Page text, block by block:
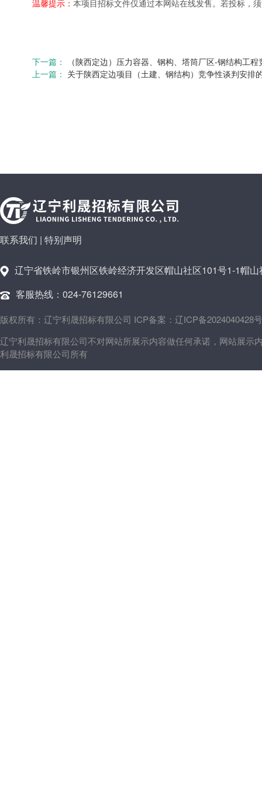
温馨提示： 本项目招标文件仅通过本网站在线发售。若投标，
下一篇：
（陕西定边）压力容器、钢构、塔筒厂区-钢结构工
上一篇： 关于陕西定边项目（土建、钢结构）竞争性谈判安排
联系我们 | 特别声明
辽宁省铁岭市银州区铁岭经济开发区帽山社区101号1-1帽
客服热线：024-76129661
版权所有：辽宁利晟招标有限公司 ICP备案：辽ICP备2024040428
辽宁利晟招标有限公司不对网站所展示内容做任何承诺，网站展示
利晟招标有限公司所有